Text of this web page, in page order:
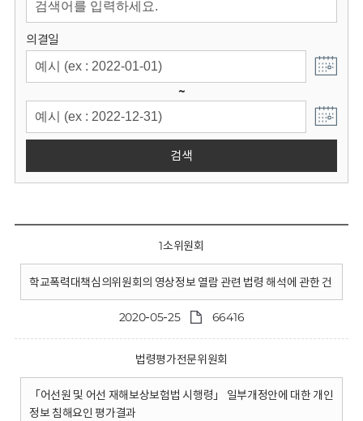
의결일
~
검색
1소위원회
학교폭력대책심의위원회의 영상정보 열람 관련 법령 해석에 관한 건
2020-05-25 66416
법령평가전문위원회
「어선원 및 어선 재해보상보험법 시행령」 일부개정안에 대한 개인
정보 침해요인 평가결과